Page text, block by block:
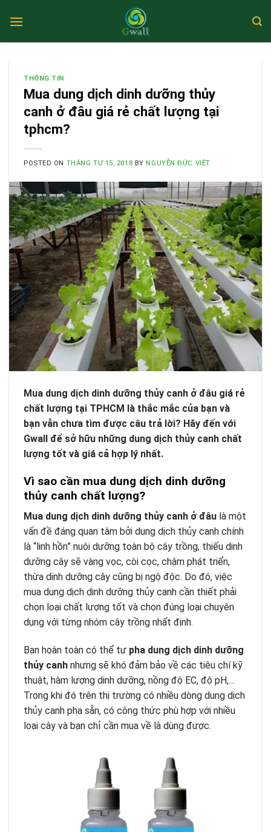
THÔNG TIN
Mua dung dịch dinh dưỡng thủy
canh ở đâu giá rẻ chất lượng tại
tphcm?
POSTED ON THÁNG TƯ 15, 2018 BY NGUYỄN ĐỨC VIỆT
Mua dung dịch dinh dưỡng thủy canh ở đâu giá rẻ
chất lượng tại TPHCM là thắc mắc của bạn và
bạn vẫn chưa tìm được câu trả lời? Hãy đến với
Gwall để sở hữu những dung dịch thủy canh chất
lượng tốt và giá cả hợp lý nhất.
Vì sao cần mua dung dịch dinh dưỡng
thủy canh chất lượng?
M ua dung dịch dinh dưỡng thủy canh ở đâu là một
vấn đề đáng quan tâm bởi dung dịch thủy canh chính
là “linh hồn” nuôi dưỡng toàn bộ cây trồng, thiếu dinh
dưỡng cây sẽ vàng vọc, còi cọc, chậm phát triển,
thừa dinh dưỡng cây cũng bị ngộ độc. Do đó, việc
mua dung dịch dinh dưỡng thủy canh cần thiết phải
chọn loại chất lượng tốt và chọn đúng loại chuyên
dụng với từng nhóm cây trồng nhất định.
Bạn hoàn toàn có thể tự pha dung dịch dinh dưỡng
thủy canh nhưng sẽ khó đảm bảo về các tiêu chí kỹ
thuật, hàm lượng dinh dưỡng, nồng độ EC, độ pH,…
Trong khi đó trên thị trường có nhiều dòng dung dịch
thủy canh pha sẵn, có công thức phù hợp với nhiều
loại cây và bạn chỉ cần mua về là dùng được.